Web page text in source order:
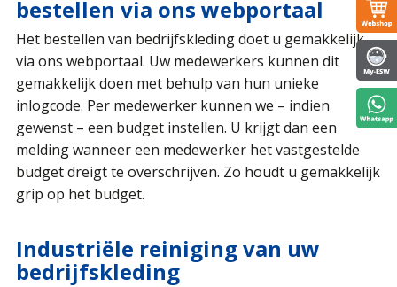
bestellen via ons webportaal
Het bestellen van bedrijfskleding doet u gemakkelijk
via ons webportaal. Uw medewerkers kunnen dit
gemakkelijk doen met behulp van hun unieke
inlogcode. Per medewerker kunnen we – indien
gewenst – een budget instellen. U krijgt dan een
melding wanneer een medewerker het vastgestelde
budget dreigt te overschrijven. Zo houdt u gemakkelijk
grip op het budget.
Industriële reiniging van uw
bedrijfskleding